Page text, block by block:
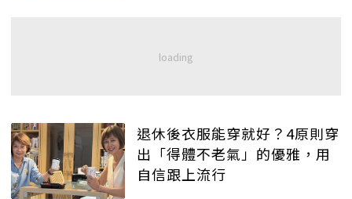
退休後衣服能穿就好？4原則穿
出「得體不老氣」的優雅，用
自信跟上流行